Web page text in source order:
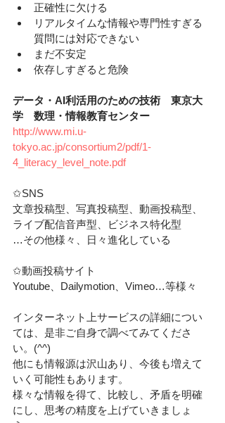
正確性に欠ける
リアルタイムな情報や専門性すぎる
質問には対応できない
まだ不安定
依存しすぎると危険
データ・AI利活用のための技術　東京大
学　数理・情報教育センター
http://www.mi.u-
tokyo.ac.jp/consortium2/pdf/1-
4_literacy_level_note.pdf
✩SNS
文章投稿型、写真投稿型、動画投稿型、
ライブ配信音声型、ビジネス特化型
…その他様々、日々進化している
✩動画投稿サイト
Youtube、Dailymotion、Vimeo…等様々
インターネット上サービスの詳細につい
ては、是非ご自身で調べてみてくださ
い。(^^)
他にも情報源は沢山あり、今後も増えて
いく可能性もあります。
様々な情報を得て、比較し、矛盾を明確
にし、思考の精度を上げていきましょ